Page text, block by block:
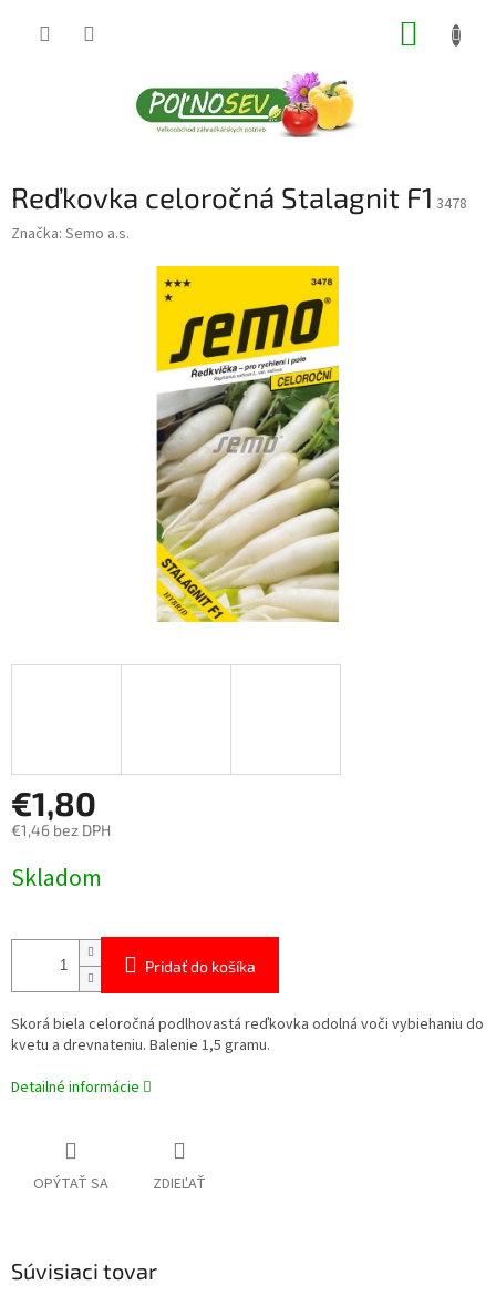
Reďkovka celoročná Stalagnit F1 3478
Značka: Semo a.s.
€1,80
€1,46 bez DPH
cena:
Skladom
Pridať do košíka
Skorá biela celoročná podlhovastá reďkovka odolná voči vybiehaniu do
kvetu a drevnateniu. Balenie 1,5 gramu.
Detailné informácie
OPÝTAŤ SA ZDIEĽAŤ
Súvisiaci tovar